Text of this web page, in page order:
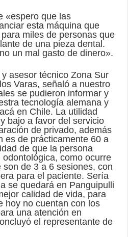
«espero que las
esta máquina que
miles de personas que
de una pieza dental.
un mal gasto de dinero».
asesor técnico Zona Sur
Varas, señaló a nuestro
se pudieron informar y
tecnología alemana y
en Chile. La utilidad
bajo a favor del servicio
de privado, además
es de prácticamente 60 a
de que la persona
como ocurre
de 3 a 6 sesiones, con
para el paciente. Sería
se quedará en Panguipulli
calidad de vida, para
hoy no cuentan con los
una atención en
el representante de